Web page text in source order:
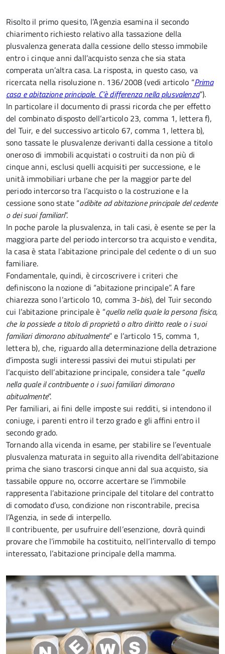
Risolto il primo quesito, l’Agenzia esamina il secondo
chiarimento richiesto relativo alla tassazione della
plusvalenza generata dalla cessione dello stesso immobile
entro i cinque anni dall’acquisto senza che sia stata
comperata un’altra casa. La risposta, in questo caso, va
ricercata nella risoluzione n. 136/2008 (vedi articolo “Prima
casa e abitazione principale. C’è differenza nella plusvalenza”).
In particolare il documento di prassi ricorda che per effetto
del combinato disposto dell’articolo 23, comma 1, lettera f),
del Tuir, e del successivo articolo 67, comma 1, lettera b),
sono tassate le plusvalenze derivanti dalla cessione a titolo
oneroso di immobili acquistati o costruiti da non più di
cinque anni, esclusi quelli acquisiti per successione, e le
unità immobiliari urbane che per la maggior parte del
periodo intercorso tra l’acquisto o la costruzione e la
cessione sono state “adibite ad abitazione principale del cedente
o dei suoi familiari”.
In poche parole la plusvalenza, in tali casi, è esente se per la
maggiora parte del periodo intercorso tra acquisto e vendita,
la casa è stata l’abitazione principale del cedente o di un suo
familiare.
Fondamentale, quindi, è circoscrivere i criteri che
definiscono la nozione di “abitazione principale”. A fare
chiarezza sono l’articolo 10, comma 3-bis), del Tuir secondo
cui l’abitazione principale è “quella nella quale la persona fisica,
che la possiede a titolo di proprietà o altro diritto reale o i suoi
familiari dimorano abitualmente” e l’articolo 15, comma 1,
lettera b), che, riguardo alla determinazione della detrazione
d’imposta sugli interessi passivi dei mutui stipulati per
l’acquisto dell’abitazione principale, considera tale “quella
nella quale il contribuente o i suoi familiari dimorano
abitualmente”.
Per familiari, ai fini delle imposte sui redditi, si intendono il
coniuge, i parenti entro il terzo grado e gli affini entro il
secondo grado.
Tornando alla vicenda in esame, per stabilire se l’eventuale
plusvalenza maturata in seguito alla rivendita dell’abitazione
prima che siano trascorsi cinque anni dal sua acquisto, sia
tassabile oppure no, occorre accertare se l’immobile
rappresenta l’abitazione principale del titolare del contratto
di comodato d’uso, condizione non riscontrabile, precisa
l’Agenzia, in sede di interpello.
Il contribuente, per usufruire dell’esenzione, dovrà quindi
provare che l’immobile ha costituito, nell’intervallo di tempo
interessato, l’abitazione principale della mamma.